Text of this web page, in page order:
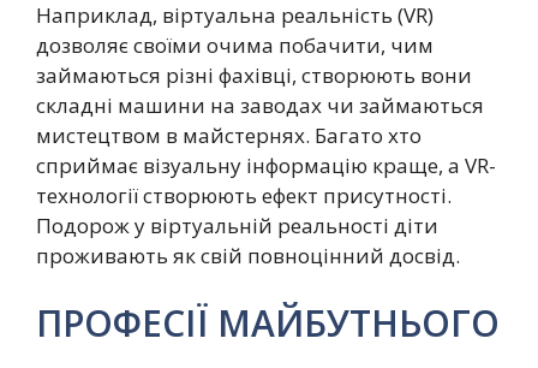
Наприклад, віртуальна реальність (VR)
дозволяє своїми очима побачити, чим
займаються різні фахівці, створюють вони
складні машини на заводах чи займаються
мистецтвом в майстернях. Багато хто
сприймає візуальну інформацію краще, а VR-
технології створюють ефект присутності.
Подорож у віртуальній реальності діти
проживають як свій повноцінний досвід.
ПРОФЕСІЇ МАЙБУТНЬОГО